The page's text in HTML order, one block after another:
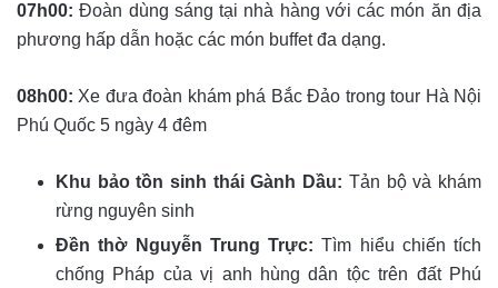
07h00: Đoàn dùng sáng tại nhà hàng với các món ăn địa
phương hấp dẫn hoặc các món buffet đa dạng.
08h00: Xe đưa đoàn khám phá Bắc Đảo trong tour Hà Nội
Phú Quốc 5 ngày 4 đêm
Khu bảo tồn sinh thái Gành Dầu: Tản bộ và khám
rừng nguyên sinh
Đền thờ Nguyễn Trung Trực: Tìm hiểu chiến tích
chống Pháp của vị anh hùng dân tộc trên đất Phú